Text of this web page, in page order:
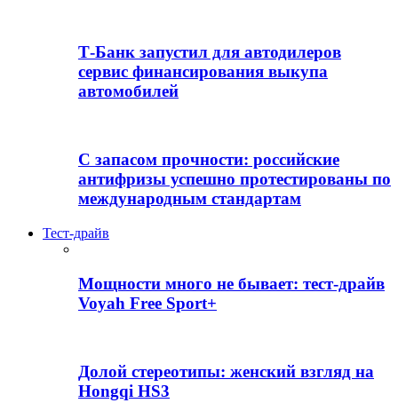
Т-Банк запустил для автодилеров
сервис финансирования выкупа
автомобилей
С запасом прочности: российские
антифризы успешно протестированы по
международным стандартам
Тест-драйв
Мощности много не бывает: тест-драйв
Voyah Free Sport+
Долой стереотипы: женский взгляд на
Hongqi HS3